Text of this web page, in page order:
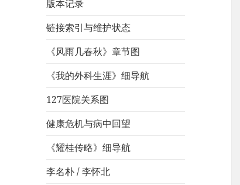
版本记录
链接索引与维护状态
《风雨几春秋》章节图
《我的外科生涯》细导航
127医院关系图
健康危机与病中回望
《耀桂传略》细导航
李名朴 / 李怀北